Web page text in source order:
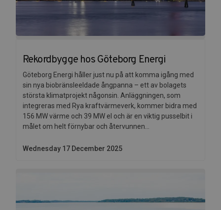
Rekordbygge hos Göteborg Energi
Göteborg Energi håller just nu på att komma igång med
sin nya biobränsleeldade ångpanna – ett av bolagets
största klimatprojekt någonsin. Anläggningen, som
integreras med Rya kraftvärmeverk, kommer bidra med
156 MW värme och 39 MW el och är en viktig pusselbit i
målet om helt förnybar och återvunnen...
Wednesday 17 December 2025